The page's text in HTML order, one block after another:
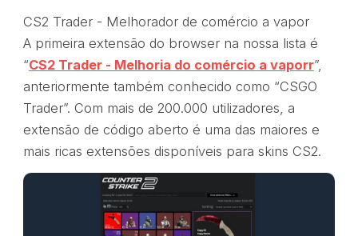
CS2 Trader - Melhorador de comércio a vapor
A primeira extensão do browser na nossa lista é
“CS2 Trader - Melhoria do comércio a vaporr”,
anteriormente também conhecido como “CSGO
Trader”. Com mais de 200.000 utilizadores, a
extensão de código aberto é uma das maiores e
mais ricas extensões disponíveis para skins CS2.